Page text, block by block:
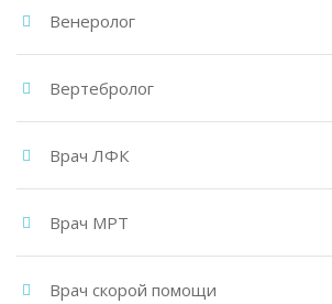
Венеролог
Вертебролог
Врач ЛФК
Врач МРТ
Врач скорой помощи